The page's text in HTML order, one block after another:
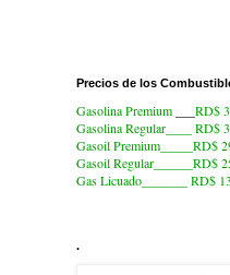
Precios de los
Gasolina Premium
RD$
Gasolina Regular____ RD$
Gasoil Premium_____RD$
Gasoil Regular______RD$
Gas Licuado_______
RD$
.